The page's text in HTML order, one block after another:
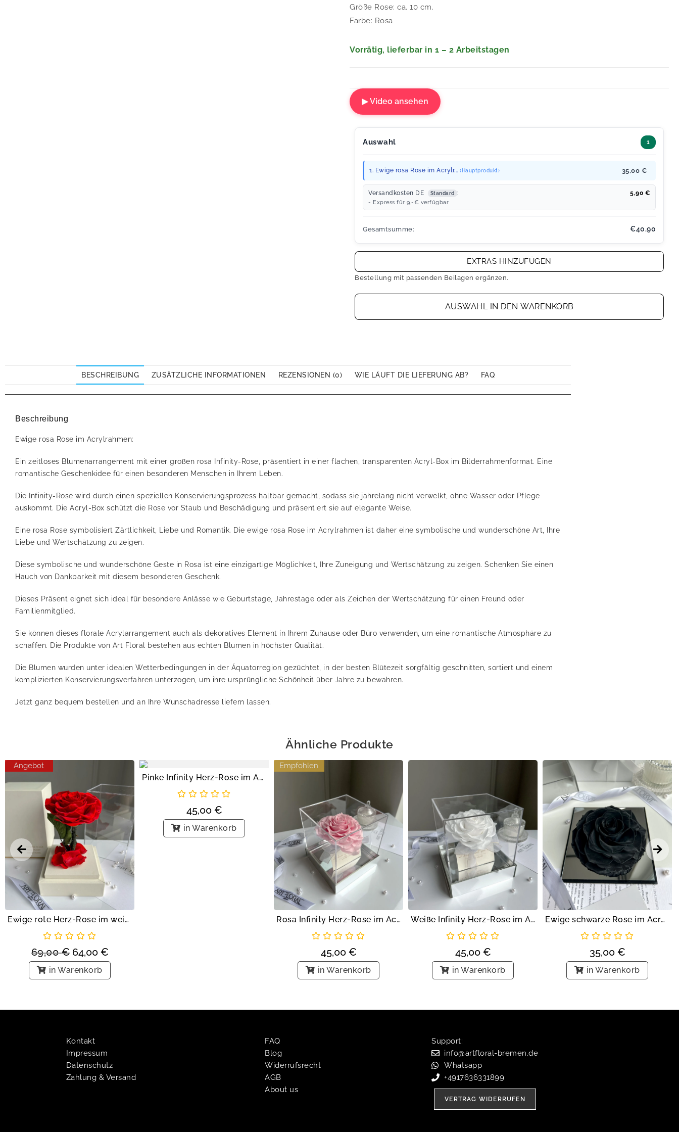
Größe Rose: ca. 10 cm.
Farbe: Rosa
Vorrätig, lieferbar in 1 – 2 Arbeitstagen
▶ Video ansehen
Auswahl 1
1. Ewige rosa Rose im Acrylr... (Hauptprodukt) 35,00 €
Versandkosten DE Standard : 5,90 €
- Express für 9,-€ verfügbar
Gesamtsumme: €40,90
EXTRAS HINZUFÜGEN
Bestellung mit passenden Beilagen ergänzen.
AUSWAHL IN DEN WARENKORB
BESCHREIBUNG ZUSÄTZLICHE INFORMATIONEN REZENSIONEN (0) WIE LÄUFT DIE LIEFERUNG AB? FAQ
Beschreibung
Ewige rosa Rose im Acrylrahmen:
Ein zeitloses Blumenarrangement mit einer großen rosa Infinity-Rose, präsentiert in einer flachen, transparenten Acryl-Box im Bilderrahmenformat. Eine
romantische Geschenkidee für einen besonderen Menschen in Ihrem Leben.
Die Infinity-Rose wird durch einen speziellen Konservierungsprozess haltbar gemacht, sodass sie jahrelang nicht verwelkt, ohne Wasser oder Pflege
auskommt. Die Acryl-Box schützt die Rose vor Staub und Beschädigung und präsentiert sie auf elegante Weise.
Eine rosa Rose symbolisiert Zärtlichkeit, Liebe und Romantik. Die ewige rosa Rose im Acrylrahmen ist daher eine symbolische und wunderschöne Art, Ihre
Liebe und Wertschätzung zu zeigen.
Diese symbolische und wunderschöne Geste in Rosa ist eine einzigartige Möglichkeit, Ihre Zuneigung und Wertschätzung zu zeigen. Schenken Sie einen
Hauch von Dankbarkeit mit diesem besonderen Geschenk.
Dieses Präsent eignet sich ideal für besondere Anlässe wie Geburtstage, Jahrestage oder als Zeichen der Wertschätzung für einen Freund oder
Familienmitglied.
Sie können dieses florale Acrylarrangement auch als dekoratives Element in Ihrem Zuhause oder Büro verwenden, um eine romantische Atmosphäre zu
schaffen. Die Produkte von Art Floral bestehen aus echten Blumen in höchster Qualität.
Die Blumen wurden unter idealen Wetterbedingungen in der Äquatorregion gezüchtet, in der besten Blütezeit sorgfältig geschnitten, sortiert und einem
komplizierten Konservierungsverfahren unterzogen, um ihre ursprüngliche Schönheit über Jahre zu bewahren.
Jetzt ganz bequem bestellen und an Ihre Wunschadresse liefern lassen.
Ähnliche Produkte
Angebot
Ewige rote Herz-Rose im weißen Acryltower
69,00€ 64,00 €
in Warenkorb
Pinke Infinity Herz-Rose im Acrylwürfel
45,00 €
in Warenkorb
Empfohlen
Rosa Infinity Herz-Rose im Acrylwürfel
45,00 €
in Warenkorb
Weiße Infinity Herz-Rose im Acrylwürfel
45,00 €
in Warenkorb
Ewige schwarze Rose im Acrylrahmen
35,00 €
in Warenkorb
Kontakt
Impressum
Datenschutz
Zahlung & Versand
FAQ
Blog
Widerrufsrecht
AGB
About us
Support:​
info@artfloral-bremen.de
Whatsapp
+4917636331899
VERTRAG WIDERRUFEN